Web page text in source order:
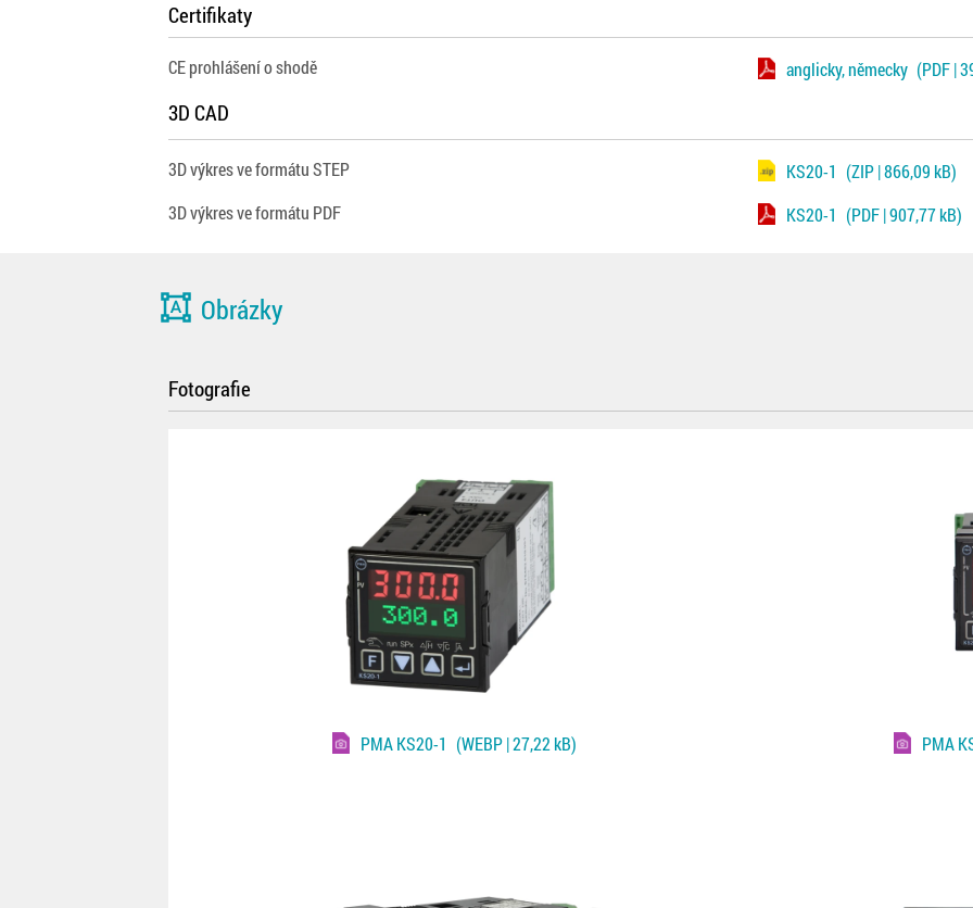
Certifikaty
CE prohlášení o shodě anglicky, německy (PDF |
3D CAD
3D výkres ve formátu STEP KS20-1 (ZIP | 866,09 kB)
3D výkres ve formátu PDF
KS20-1 (PDF | 907,77 kB)
format_shapes Obrázky
Fotografie
PMA KS20-1 (WEBP | 27,22 kB) PMA